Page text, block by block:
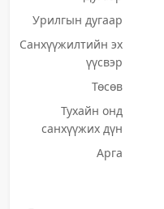
Урилгын дугаар
Санхүүжилтийн эх
үүсвэр
Төсөв
Тухайн онд
санхүүжих дүн
Арга